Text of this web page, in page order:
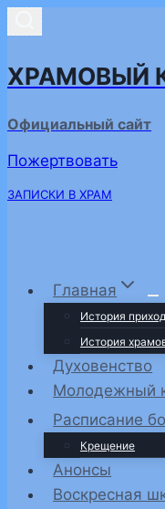
содержимому
ХРАМОВЫЙ
Официальный сайт
Пожертвовать
ЗАПИСКИ В ХРАМ
Главная
История
История
Духовенство
Молодежный
Расписание
Крещение
Анонсы
Воскресная